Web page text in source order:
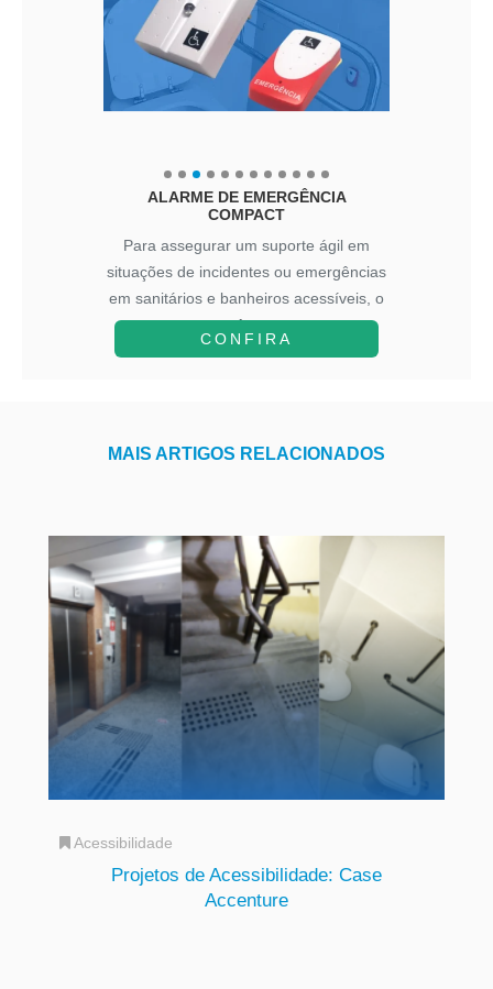
ALARME DE EMERGÊNCIA
COMPACT
Para assegurar um suporte ágil em
situações de incidentes ou emergências
em sanitários e banheiros acessíveis, o
A...
CONFIRA
MAIS ARTIGOS RELACIONADOS
Acessibilidade
Projetos de Acessibilidade: Case
Accenture